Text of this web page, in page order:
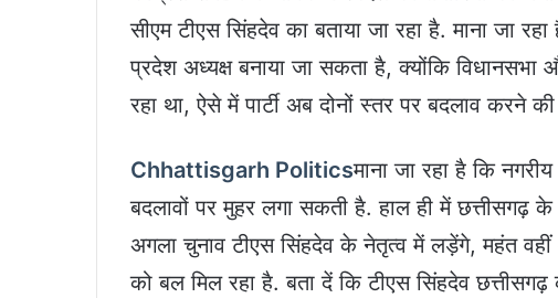
सीएम टीएस सिंहदेव का बताया जा रहा है. माना जा
प्रदेश अध्यक्ष बनाया जा सकता है, क्योंकि
रहा था, ऐसे में पार्टी अब दोनों स्तर पर बदलाव करने
Chhattisgarh Politicsमाना जा रहा है कि
बदलावों पर मुहर लगा सकती है. हाल ही में छत्तीसगढ़
अगला चुनाव टीएस सिंहदेव के नेतृत्व में लड़ेंगे, महंत
को बल मिल रहा है. बता दें कि टीएस सिंहदेव